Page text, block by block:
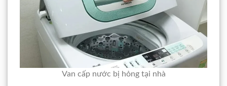
Van cấp nước bị hỏng tại nhà